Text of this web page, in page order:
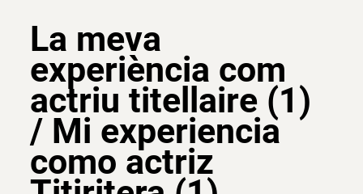
La meva
experiència com
actriu titellaire (1)
/ Mi experiencia
como actriz